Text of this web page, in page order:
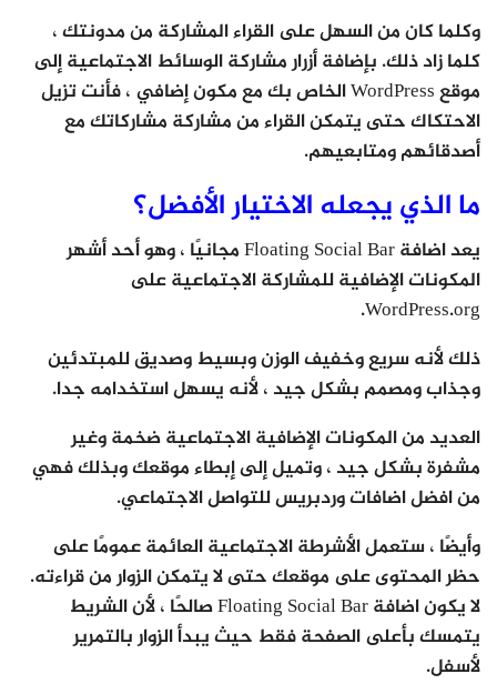
وكلما كان من السهل على القراء المشاركة من مدونتك ،
كلما زاد ذلك. بإضافة أزرار مشاركة الوسائط الاجتماعية إلى
موقع WordPress الخاص بك مع مكون إضافي ، فأنت تزيل
الاحتكاك حتى يتمكن القراء من مشاركة مشاركاتك مع
أصدقائهم ومتابعيهم.
ما الذي يجعله الاختيار الأفضل؟
يعد اضافة Floating Social Bar مجانيًا ، وهو أحد أشهر
المكونات الإضافية للمشاركة الاجتماعية على
WordPress.org.
ذلك لأنه سريع وخفيف الوزن وبسيط وصديق للمبتدئين
وجذاب ومصمم بشكل جيد ، لأنه يسهل استخدامه جدا.
العديد من المكونات الإضافية الاجتماعية ضخمة وغير
مشفرة بشكل جيد ، وتميل إلى إبطاء موقعك وبذلك فهي
من افضل اضافات وردبريس للتواصل الاجتماعي.
وأيضًا ، ستعمل الأشرطة الاجتماعية العائمة عمومًا على
حظر المحتوى على موقعك حتى لا يتمكن الزوار من قراءته.
لا يكون اضافة Floating Social Bar صالحًا ، لأن الشريط
يتمسك بأعلى الصفحة فقط حيث يبدأ الزوار بالتمرير
لأسفل.